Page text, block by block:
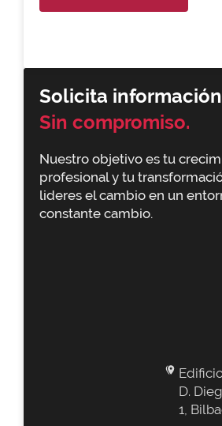
Solicita
Sin compromiso.
Nuestro objetivo es tu
profesional y tu
lideres el cambio en un
constante cambio.
D.
1,